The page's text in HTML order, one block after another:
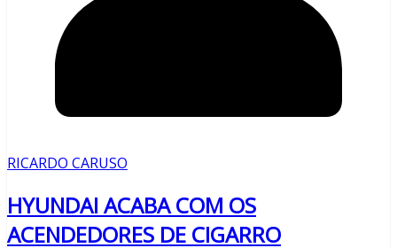
RICARDO CARUSO
HYUNDAI ACABA COM OS
ACENDEDORES DE CIGARRO